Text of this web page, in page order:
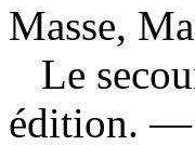
Masse,
Le
édition. —